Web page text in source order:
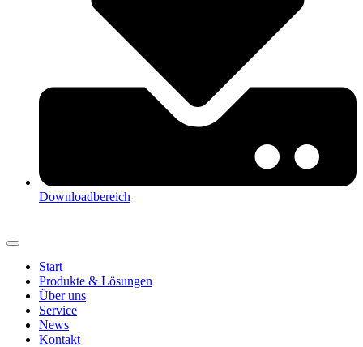
Downloadbereich
Start
Produkte & Lösungen
Über uns
Service
News
Kontakt